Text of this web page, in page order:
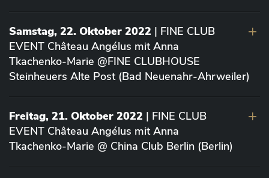
Samstag, 22. Oktober 2022 | FINE CLUB
EVENT Château Angélus mit Anna
Tkachenko-Marie @FINE CLUBHOUSE
Steinheuers Alte Post (Bad Neuenahr-Ahrweiler)
Freitag, 21. Oktober 2022 | FINE CLUB
EVENT Château Angélus mit Anna
Tkachenko-Marie @ China Club Berlin (Berlin)